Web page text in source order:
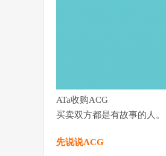
ATa收购ACG
买卖双方都是有故事的人。
先说说ACG